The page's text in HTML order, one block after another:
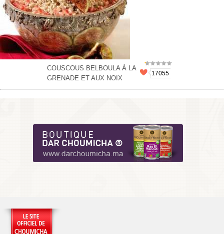
COUSCOUS BELBOULA À LA
GRENADE ET AUX NOIX
17055